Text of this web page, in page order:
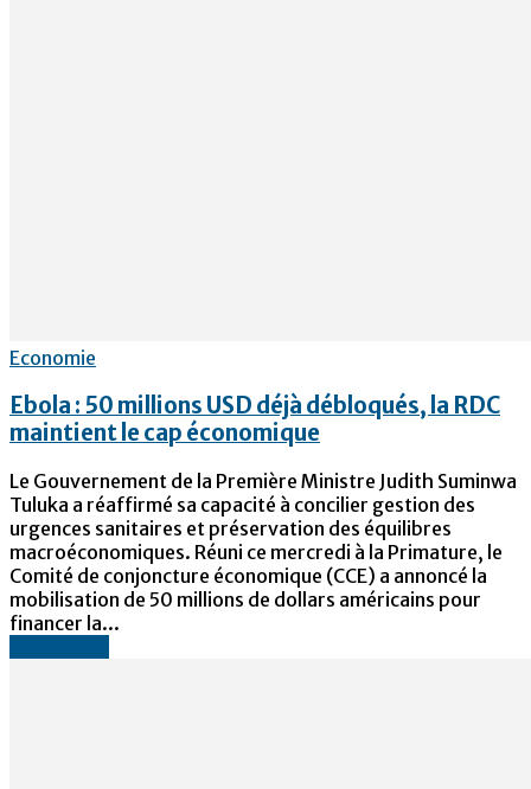
Economie
Ebola : 50 millions USD déjà débloqués, la RDC
maintient le cap économique
Le Gouvernement de la Première Ministre Judith Suminwa
Tuluka a réaffirmé sa capacité à concilier gestion des
urgences sanitaires et préservation des équilibres
macroéconomiques. Réuni ce mercredi à la Primature, le
Comité de conjoncture économique (CCE) a annoncé la
mobilisation de 50 millions de dollars américains pour
financer la...